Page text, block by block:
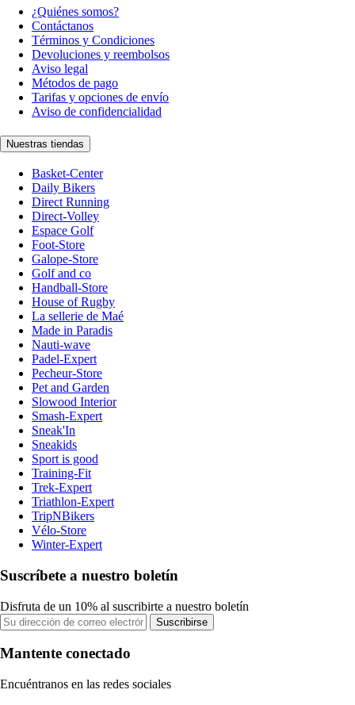
¿Quiénes somos?
Contáctanos
Términos y Condiciones
Devoluciones y reembolsos
Aviso legal
Métodos de pago
Tarifas y opciones de envío
Aviso de confidencialidad
Nuestras tiendas
Basket-Center
Daily Bikers
Direct Running
Direct-Volley
Espace Golf
Foot-Store
Galope-Store
Golf and co
Handball-Store
House of Rugby
La sellerie de Maé
Made in Paradis
Nauti-wave
Padel-Expert
Pecheur-Store
Pet and Garden
Slowood Interior
Smash-Expert
Sneak'In
Sneakids
Sport is good
Training-Fit
Trek-Expert
Triathlon-Expert
TripNBikers
Vélo-Store
Winter-Expert
Suscríbete a nuestro boletín
Disfruta de un 10% al suscribirte a nuestro boletín
Suscribirse
Mantente conectado
Encuéntranos en las redes sociales